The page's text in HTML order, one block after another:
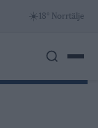
☀️ 18° Norrtälje